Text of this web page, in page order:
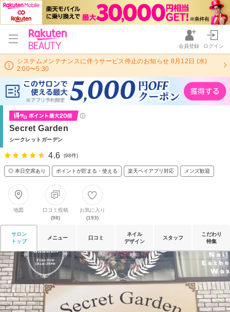
会員登録 ログイン
システムメンテナンスに伴うサービス停止のお知らせ 8月12日 (水)
2:00〜5:30
Secret Garden
シークレットガーデン
4.6 (98件)
◎ 本日空席あり ポイントが貯まる・使える 楽天ペイアプリ対応 メンズ歓迎
地図
口コミ投稿
(98)
お気に入り
(193)
サロン
トップ
メニュー 口コミ
ネイル
デザイン
スタッフ
こだわり
特集